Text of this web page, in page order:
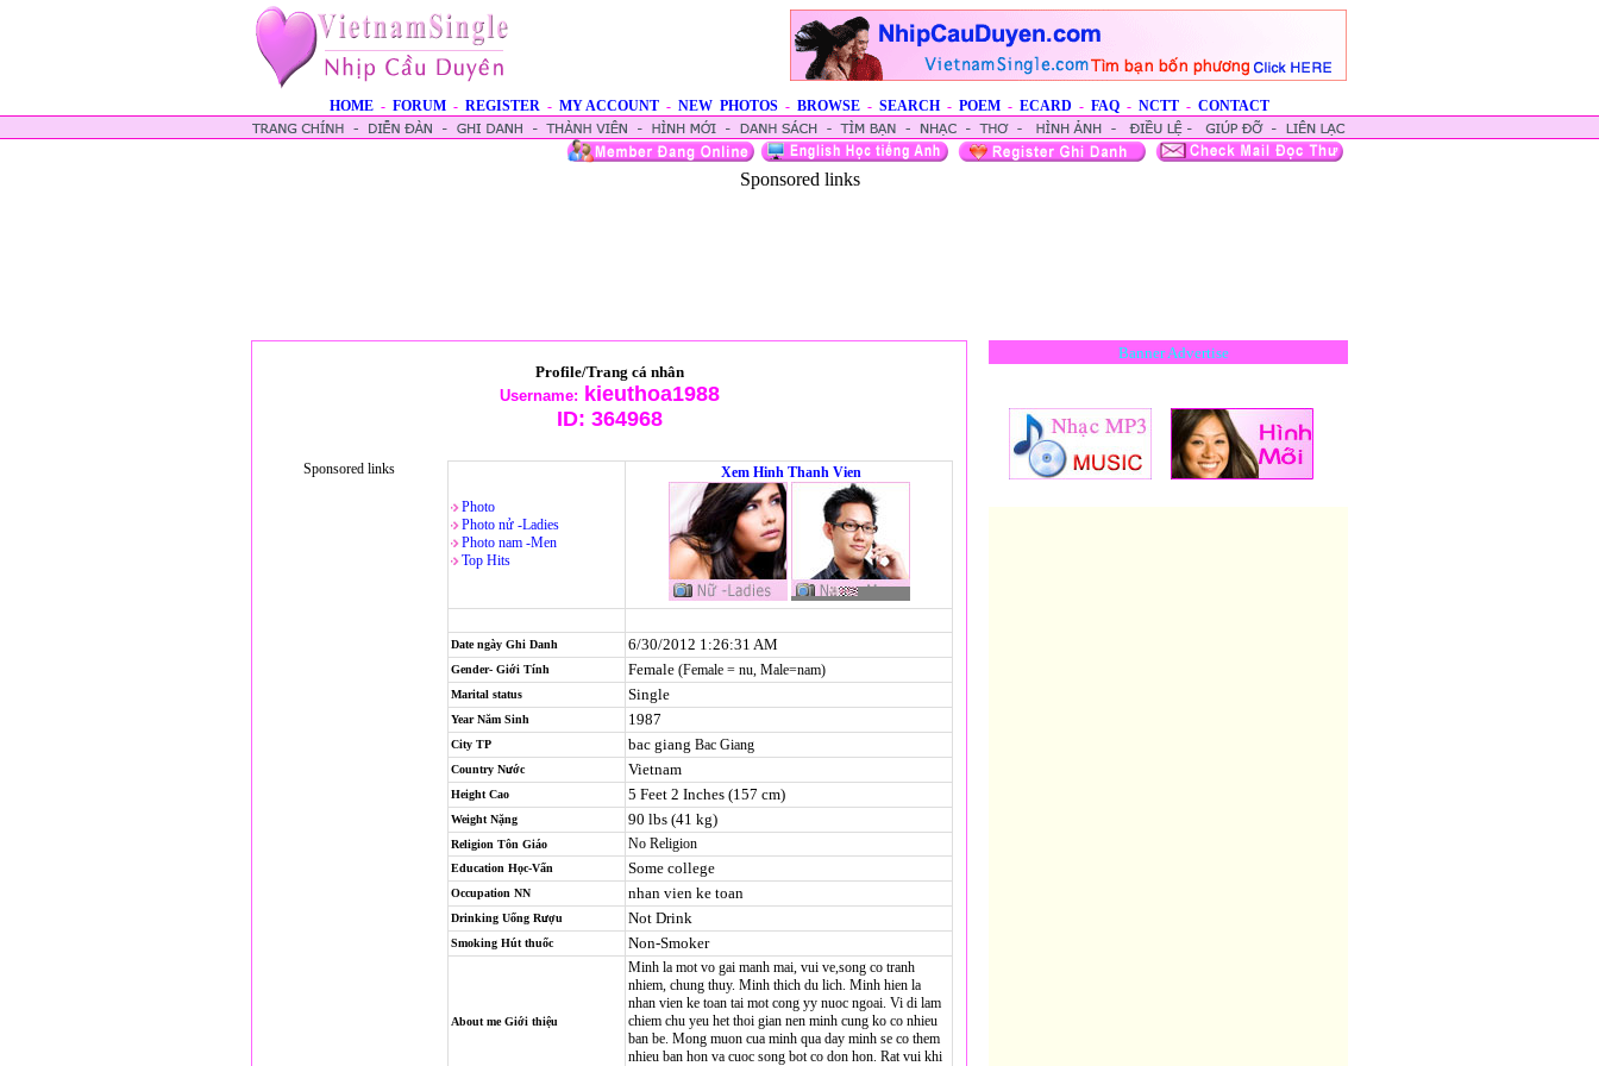
HOME - FORUM - REGISTER - MY ACCOUNT - NEW PHOTOS - BROWSE - SEARCH - POEM - ECARD - FAQ - NCTT - CONTACT
Sponsored links
Profile/Trang cá nhân
Username: kieuthoa1988
ID: 364968
Sponsored links
Photo
Photo nử -Ladies
Photo nam -Men
Top Hits
Xem Hinh Thanh Vien
Date ngày Ghi Danh 6/30/2012 1:26:31 AM
Gender- Giới Tính Female (Female = nu, Male=nam)
Marital status Single
Year Năm Sinh 1987
City TP bac giang Bac Giang
Country Nước Vietnam
Height Cao 5 Feet 2 Inches (157 cm)
Weight Nặng 90 lbs (41 kg)
Religion Tôn Giáo No Religion
Education Học-Vấn Some college
Occupation NN nhan vien ke toan
Drinking Uống Rượu Not Drink
Smoking Hút thuốc Non-Smoker
About me Giới thiệu
Minh la mot vo gai manh mai, vui ve,song co tranh
nhiem, chung thuy. Minh thich du lich. Minh hien la
nhan vien ke toan tai mot cong yy nuoc ngoai. Vi di lam
chiem chu yeu het thoi gian nen minh cung ko co nhieu
ban be. Mong muon cua minh qua day minh se co them
nhieu ban hon va cuoc song bot co don hon. Rat vui khi
Banner Advertise